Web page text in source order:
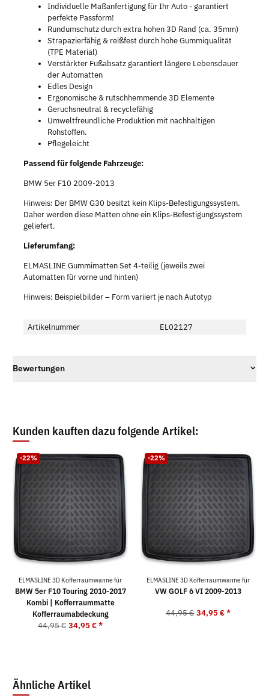
Individuelle Maßanfertigung für Ihr Auto - garantiert
perfekte Passform!
Rundumschutz durch extra hohen 3D Rand (ca. 35mm)
Strapazierfähig & reißfest durch hohe Gummiqualität
(TPE Material)
Verstärkter Fußabsatz garantiert längere Lebensdauer
der Automatten
Edles Design
Ergonomische & rutschhemmende 3D Elemente
Geruchsneutral & recyclefähig
Umweltfreundliche Produktion mit nachhaltigen
Rohstoffen.
Pflegeleicht
Passend für folgende Fahrzeuge:
BMW 5er F10 2009-2013
Hinweis: Der BMW G30 besitzt kein Klips-Befestigungssystem.
Daher werden diese Matten ohne ein Klips-Befestigungssystem
geliefert.
Lieferumfang:
ELMASLINE Gummimatten Set 4-teilig (jeweils zwei
Automatten für vorne und hinten)
Hinweis: Beispielbilder – Form variiert je nach Autotyp
Artikelnummer EL02127
Bewertungen
Kunden kauften dazu folgende Artikel:
-22%
ELMASLINE 3D Kofferraumwanne für
BMW 5er F10 Touring 2010-2017
Kombi | Kofferraummatte
Kofferraumabdeckung
44,95 € 34,95 €*
-22%
ELMASLINE 3D Kofferraumwanne für
VW GOLF 6 VI 2009-2013
44,95 € 34,95 €*
Ähnliche Artikel